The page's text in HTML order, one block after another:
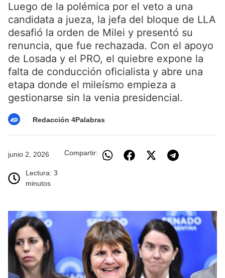
Luego de la polémica por el veto a una
candidata a jueza, la jefa del bloque de LLA
desafió la orden de Milei y presentó su
renuncia, que fue rechazada. Con el apoyo
de Losada y el PRO, el quiebre expone la
falta de conducción oficialista y abre una
etapa donde el mileísmo empieza a
gestionarse sin la venia presidencial.
Redacción 4Palabras
junio 2, 2026
Lectura: 3
minutos
Compartir: